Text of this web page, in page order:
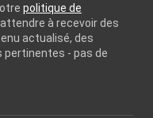
politique de
à recevoir des
actualisé, des
- pas de